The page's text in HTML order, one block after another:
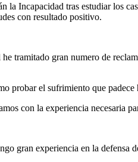
la Incapacidad tras estudiar los
con resultado positivo.
tramitado gran numero de
probar el sufrimiento que
con la experiencia necesaria
gran experiencia en la defensa